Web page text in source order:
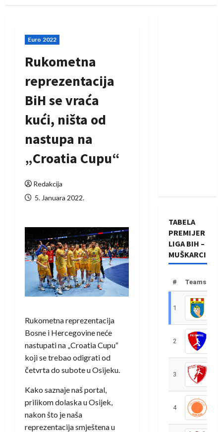
Euro 2022
Rukometna
reprezentacija
BiH se vraća
kući, ništa od
nastupa na
„Croatia Cupu“
Redakcija
5. Januara 2022.
Rukometna reprezentacija
Bosne i Hercegovine neće
nastupati na „Croatia Cupu“
koji se trebao odigrati od
četvrta do subote u Osijeku.
Kako saznaje naš portal,
prilikom dolaska u Osijek,
nakon što je naša
reprezentacija smještena u
TABELA
PREMIJER
LIGA BIH –
MUŠKARCI
# Teams
1
2
3
4